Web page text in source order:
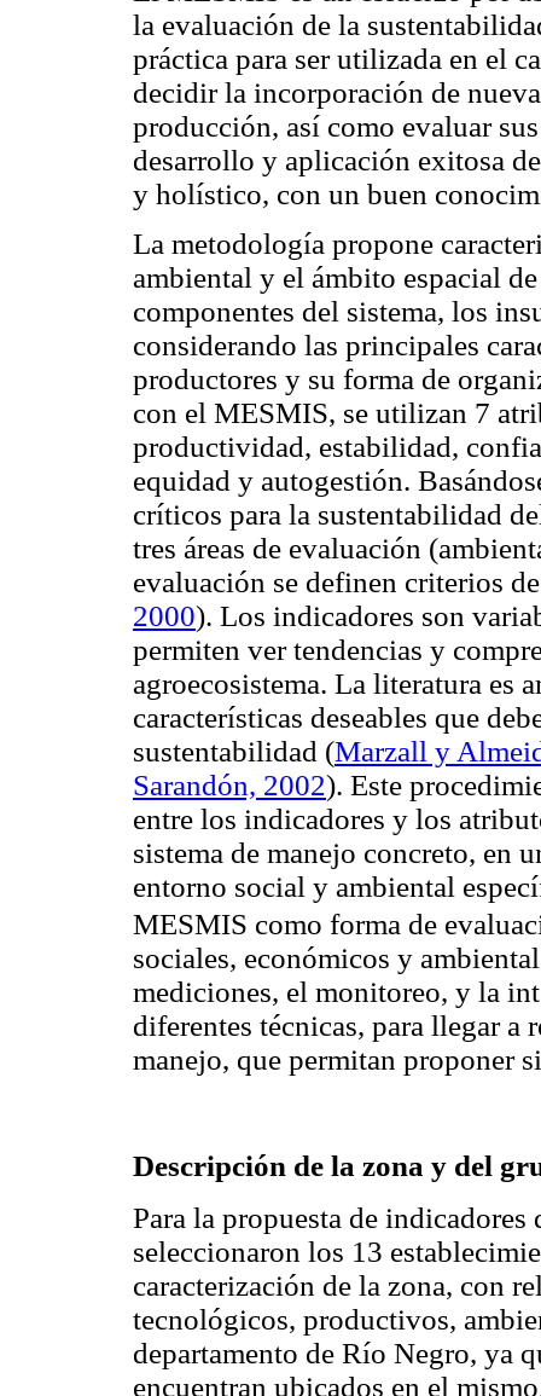
la evaluación de la
práctica para ser utilizada en el
decidir la incorporación de
producción, así como evaluar
desarrollo y aplicación exitosa
y holístico, con un buen
La metodología propone
ambiental y el ámbito espacial
componentes del sistema, los
considerando las principales
productores y su forma de
con el MESMIS, se utilizan 7
productividad, estabilidad,
equidad y autogestión.
críticos para la sustentabilidad
tres áreas de evaluación
evaluación se definen criterios
2000). Los indicadores son
permiten ver tendencias y
agroecosistema. La literatura es
características deseables que
sustentabilidad (Marzall y
Sarandón, 2002). Este
entre los indicadores y los
sistema de manejo concreto, en
entorno social y ambiental
MESMIS como forma de
sociales, económicos y
mediciones, el monitoreo, y la
diferentes técnicas, para llegar a
manejo, que permitan proponer
Descripción de la zona y del
Para la propuesta de
seleccionaron los 13
caracterización de la zona, con
tecnológicos, productivos,
departamento de Río Negro, ya
encuentran ubicados en el